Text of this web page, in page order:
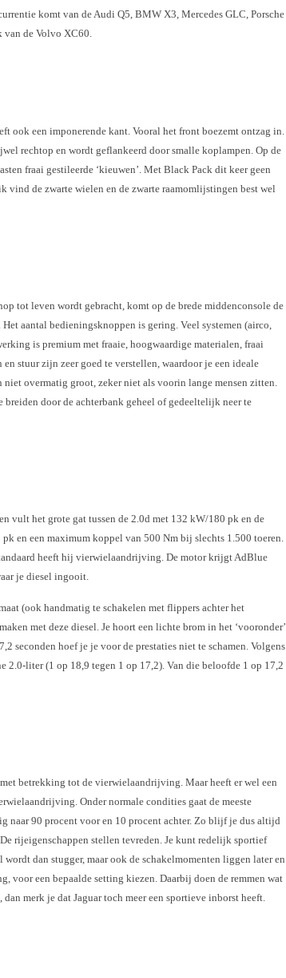
komt van de Audi Q5, BMW X3, Mercedes GLC, Porsche
van de Volvo XC60.
ook een imponerende kant. Vooral het front boezemt ontzag in.
rechtop en wordt geflankeerd door smalle koplampen. Op de
fraai gestileerde ‘kieuwen’. Met Black Pack dit keer geen
vind de zwarte wielen en de zwarte raamomlijstingen best wel
tot leven wordt gebracht, komt op de brede middenconsole de
aantal bedieningsknoppen is gering. Veel systemen (airco,
is premium met fraaie, hoogwaardige materialen, fraai
stuur zijn zeer goed te verstellen, waardoor je een ideale
overmatig groot, zeker niet als voorin lange mensen zitten.
door de achterbank geheel of gedeeltelijk neer te
vult het grote gat tussen de 2.0d met 132 kW/180 pk en de
en een maximum koppel van 500 Nm bij slechts 1.500 toeren.
heeft hij vierwielaandrijving. De motor krijgt AdBlue
je diesel ingooit.
(ook handmatig te schakelen met flippers achter het
met deze diesel. Je hoort een lichte brom in het ‘vooronder’
seconden hoef je je voor de prestaties niet te schamen. Volgens
2.0-liter (1 op 18,9 tegen 1 op 17,2). Van die beloofde 1 op 17,2
betrekking tot de vierwielaandrijving. Maar heeft er wel een
Onder normale condities gaat de meeste
naar 90 procent voor en 10 procent achter. Zo blijf je dus altijd
rijeigenschappen stellen tevreden. Je kunt redelijk sportief
dan stugger, maar ook de schakelmomenten liggen later en
voor een bepaalde setting kiezen. Daarbij doen de remmen wat
merk je dat Jaguar toch meer een sportieve inborst heeft.